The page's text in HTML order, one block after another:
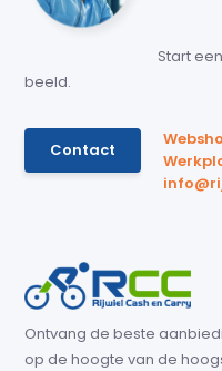
Start
beeld.
Contact
Ontvang de beste
op de hoogte van de